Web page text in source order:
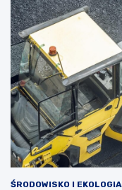
ŚRODOWISKO I EKOLOGIA